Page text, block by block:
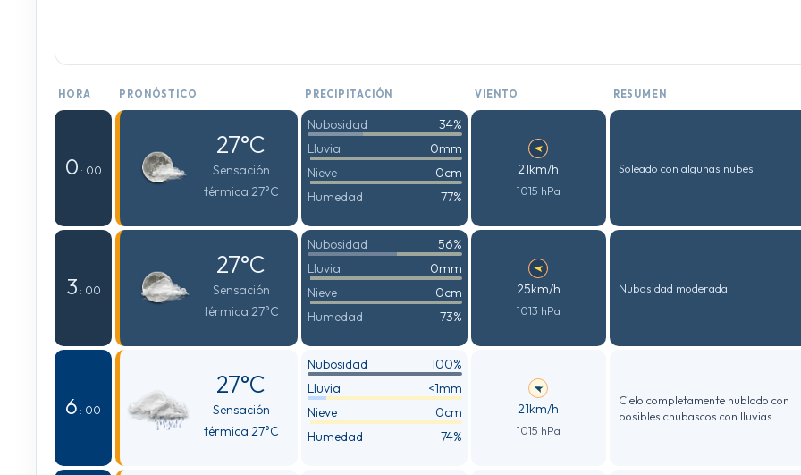
HORA PRONÓSTICO PRECIPITACIÓN VIENTO RESUMEN
0 : 00
27°C
Sensación
térmica 27°C
Nubosidad
34%
Lluvia
0mm
Nieve
0cm
Humedad
77%
21km/h
1015 hPa
Soleado con algunas nubes
3 : 00
27°C
Sensación
térmica 27°C
Nubosidad
56%
Lluvia
0mm
Nieve
0cm
Humedad
73%
25km/h
1013 hPa
Nubosidad moderada
6 : 00
27°C
Sensación
térmica 27°C
Nubosidad
100%
Lluvia
<1mm
Nieve
0cm
Humedad
74%
21km/h
1015 hPa
Cielo completamente nublado con
posibles chubascos con lluvias